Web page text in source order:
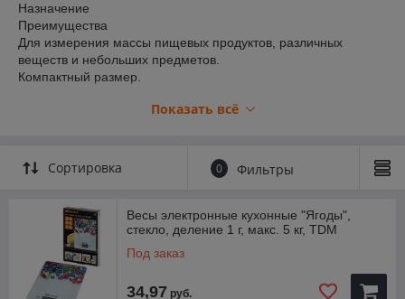
Назначение
Преимущества
Для измерения массы пищевых продуктов, различных
веществ и небольших предметов.
Компактный размер.
• Благодаря функции сброса веса можно обнулить
информацию на дисплее, не отключая устройство.
всего 30 секунд.
Показать всё
Сортировка 0 Фильтры
Весы электронные кухонные "Ягоды",
стекло, деление 1 г, макс. 5 кг, TDM
Под заказ
34,97 руб.